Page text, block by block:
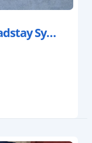
Tuff Luff Performance Headstay System for 12m-14m